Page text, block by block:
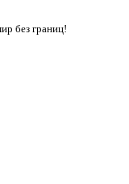
без границ!